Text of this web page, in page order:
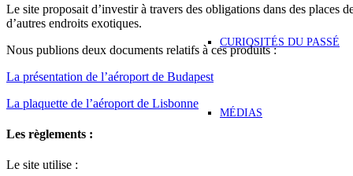
CURIOSITÉS DU PASSÉ
MÉDIAS
Le site proposait d’investir à travers des obligations dans des places
d’autres endroits exotiques.
Nous publions deux documents relatifs à ces produits :
La présentation de l’aéroport de Budapest
La plaquette de l’aéroport de Lisbonne
Les règlements :
Le site utilise :